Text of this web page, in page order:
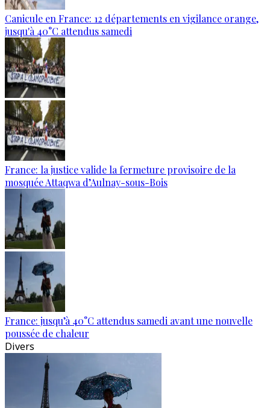
Canicule en France: 12 départements en vigilance orange,
jusqu'à 40°C attendus samedi
France: la justice valide la fermeture provisoire de la
mosquée Attaqwa d’Aulnay-sous-Bois
France: jusqu’à 40°C attendus samedi avant une nouvelle
poussée de chaleur
Divers